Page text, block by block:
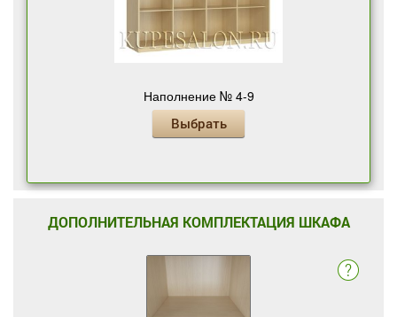
Наполнение № 4-9
Выбрать
ДОПОЛНИТЕЛЬНАЯ КОМПЛЕКТАЦИЯ ШКАФА